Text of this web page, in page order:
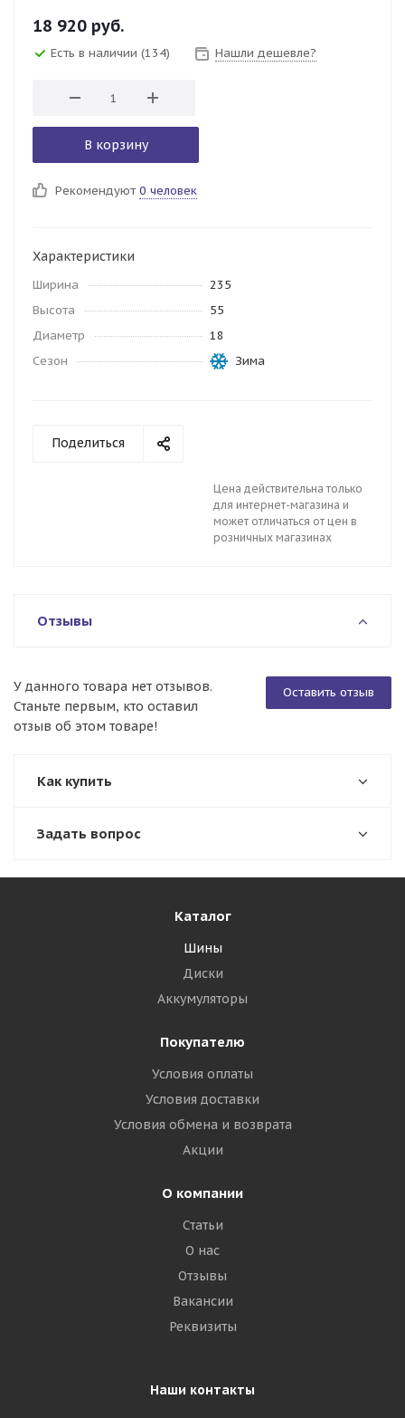
18 920 руб.
Есть в наличии (134) Нашли дешевле?
В корзину
Рекомендуют 0 человек
Характеристики
Ширина
235
Высота
55
Диаметр
18
Сезон
Зима
Поделиться
Цена действительна только
для интернет-магазина и
может отличаться от цен в
розничных магазинах
Отзывы
Оставить отзыв
У данного товара нет отзывов.
Станьте первым, кто оставил
отзыв об этом товаре!
Как купить
Задать вопрос
Каталог
Шины
Диски
Аккумуляторы
Покупателю
Условия оплаты
Условия доставки
Условия обмена и возврата
Акции
О компании
Статьи
О нас
Отзывы
Вакансии
Реквизиты
Наши контакты